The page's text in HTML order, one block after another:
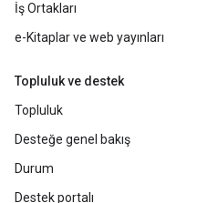
İş Ortakları
e-Kitaplar ve web yayınları
Topluluk ve destek
Topluluk
Desteğe genel bakış
Durum
Destek portalı